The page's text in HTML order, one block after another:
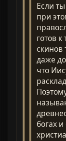
Если
при
готов
скинов
даже
что
богах